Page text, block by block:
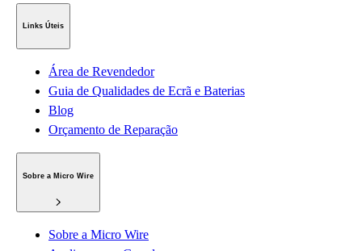
Links Úteis
Área de Revendedor
Guia de Qualidades de Ecrã e Baterias
Blog
Orçamento de Reparação
Sobre a Micro Wire
Sobre a Micro Wire